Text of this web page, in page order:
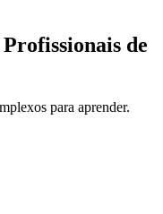
de
para aprender.